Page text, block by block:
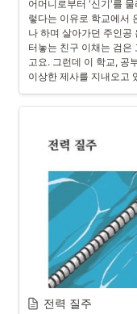
어머니로부터 '신기'를
렇다는 이유로 학교에서
나 하며 살아가던 주인공
터놓는 친구 이채는 검은
고요. 그런데 이 학교, 공
이상한 제사를 지내오고
전력 질주